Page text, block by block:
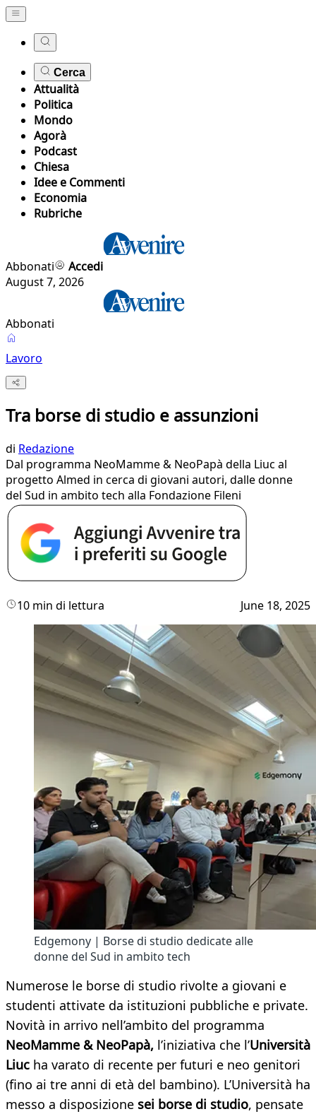
Cerca
Attualità
Politica
Mondo
Agorà
Podcast
Chiesa
Idee e Commenti
Economia
Rubriche
Abbonati
Accedi
August 7, 2026
Abbonati
Lavoro
Tra borse di studio e assunzioni
di Redazione
Dal programma NeoMamme & NeoPapà della Liuc al
progetto Almed in cerca di giovani autori, dalle donne
del Sud in ambito tech alla Fondazione Fileni
10 min di lettura June 18, 2025
Edgemony | Borse di studio dedicate alle
donne del Sud in ambito tech
Numerose le borse di studio rivolte a giovani e
studenti attivate da istituzioni pubbliche e private.
Novità in arrivo nell’ambito del programma
NeoMamme & NeoPapà, l’iniziativa che l’Università
Liuc ha varato di recente per futuri e neo genitori
(fino ai tre anni di età del bambino). L’Università ha
messo a disposizione sei borse di studio, pensate